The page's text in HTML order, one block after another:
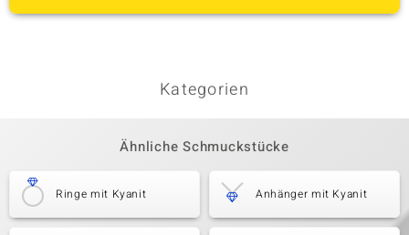
Kategorien
Ähnliche Schmuckstücke
Ringe mit Kyanit Anhänger mit Kyanit